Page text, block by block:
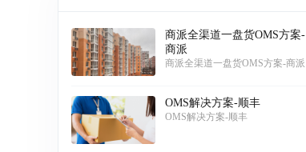
商派全渠道一盘货OMS方案-
商派
商派全渠道一盘货OMS方案-商派
OMS解决方案-顺丰
OMS解决方案-顺丰